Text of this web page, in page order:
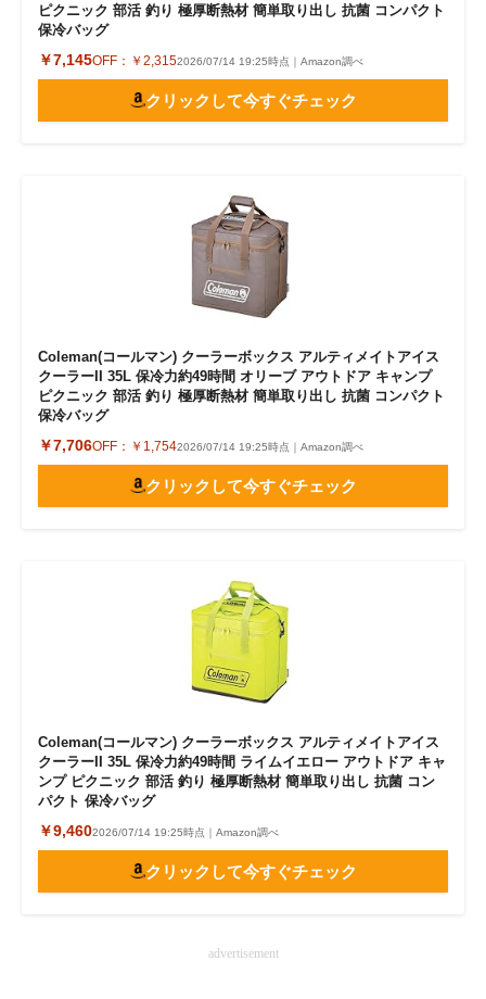
ピクニック 部活 釣り 極厚断熱材 簡単取り出し 抗菌 コンパクト
保冷バッグ
￥7,145OFF： ￥2,3152026/07/14 19:25時点｜Amazon調べ
クリックして今すぐチェック
Coleman(コールマン) クーラーボックス アルティメイトアイス
クーラーII 35L 保冷力約49時間 オリーブ アウトドア キャンプ
ピクニック 部活 釣り 極厚断熱材 簡単取り出し 抗菌 コンパクト
保冷バッグ
￥7,706OFF： ￥1,7542026/07/14 19:25時点｜Amazon調べ
クリックして今すぐチェック
Coleman(コールマン) クーラーボックス アルティメイトアイス
クーラーII 35L 保冷力約49時間 ライムイエロー アウトドア キャ
ンプ ピクニック 部活 釣り 極厚断熱材 簡単取り出し 抗菌 コン
パクト 保冷バッグ
￥9,4602026/07/14 19:25時点｜Amazon調べ
クリックして今すぐチェック
advertisement